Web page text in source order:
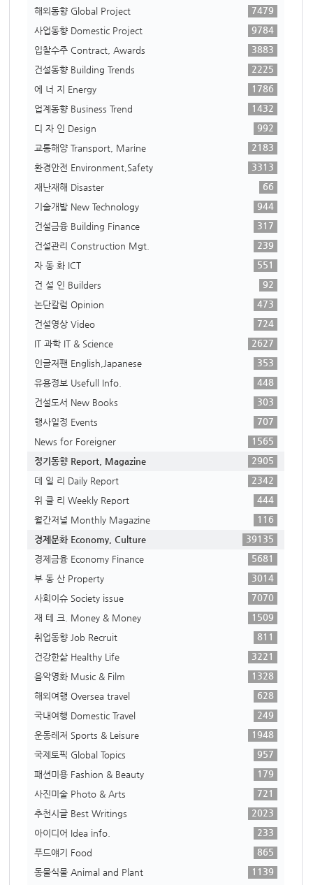
해외동향 Global Project
7479
사업동향 Domestic Project
9784
입찰수주 Contract, Awards
3883
건설동향 Building Trends
2225
에 너 지 Energy
1786
업계동향 Business Trend
1432
디 자 인 Design
992
교통해양 Transport, Marine
2183
환경안전 Environment,Safety
3313
재난재해 Disaster
66
기술개발 New Technology
944
건설금융 Building Finance
317
건설관리 Construction Mgt.
239
자 동 화 ICT
551
건 설 인 Builders
92
논단칼럼 Opinion
473
건설영상 Video
724
IT 과학 IT & Science
2627
인글저팬 English,Japanese
353
유용정보 Usefull Info.
448
건설도서 New Books
303
행사일정 Events
707
News for Foreigner
1565
정기동향 Report, Magazine
2905
데 일 리 Daily Report
2342
위 클 리 Weekly Report
444
월간저널 Monthly Magazine
116
경제문화 Economy, Culture
39135
경제금융 Economy Finance
5681
부 동 산 Property
3014
사회이슈 Society issue
7070
재 테 크. Money & Money
1509
취업동향 Job Recruit
811
건강한삶 Healthy Life
3221
음악영화 Music & Film
1328
해외여행 Oversea travel
628
국내여행 Domestic Travel
249
운동레저 Sports & Leisure
1948
국제토픽 Global Topics
957
패션미용 Fashion & Beauty
179
사진미술 Photo & Arts
721
추천시글 Best Writings
2023
아이디어 Idea info.
233
푸드얘기 Food
865
동물식물 Animal and Plant
1139